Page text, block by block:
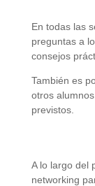
En todas las
preguntas a
consejos
También es
otros
previstos.
A lo largo del
networking